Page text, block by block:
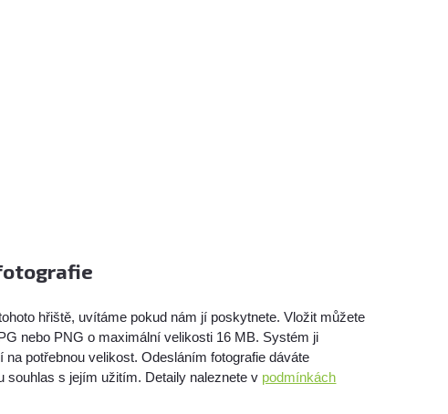
hřiště, uvítáme pokud nám jí poskytnete. Vložit můžete
nebo PNG o maximální velikosti 16 MB. Systém ji
na potřebnou velikost. Odesláním fotografie dáváte
souhlas s jejím užitím. Detaily naleznete v podmínkách